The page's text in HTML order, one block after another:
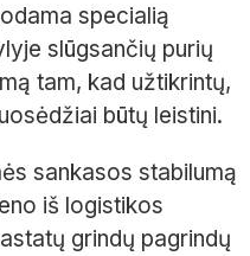
specialią
slūgsančių purių
tam, kad užtikrintų,
būtų leistini.
sankasos stabilumą
iš logistikos
grindų pagrindų